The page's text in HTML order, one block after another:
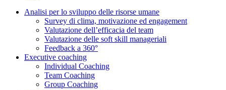
Analisi per lo sviluppo delle risorse umane
Survey di clima, motivazione ed engagement
Valutazione dell’efficacia del team
Valutazione delle soft skill manageriali
Feedback a 360°
Executive coaching
Individual Coaching
Team Coaching
Group Coaching